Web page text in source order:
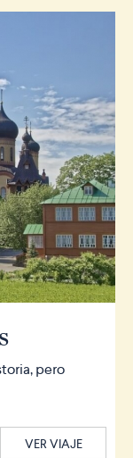
pero
VER VIAJE